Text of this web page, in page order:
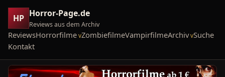
HP Horror-Page.de
Reviews aus dem Archiv
ReviewsHorrorfilme ZombiefilmeVampirfilmeArchiv Suche
Kontakt